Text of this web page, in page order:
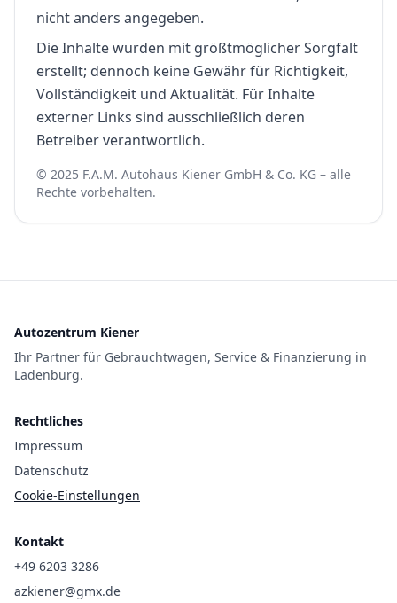
nicht anders angegeben.
Die Inhalte wurden mit größtmöglicher Sorgfalt
erstellt; dennoch keine Gewähr für Richtigkeit,
Vollständigkeit und Aktualität. Für Inhalte
externer Links sind ausschließlich deren
Betreiber verantwortlich.
© 2025 F.A.M. Autohaus Kiener GmbH & Co. KG – alle
Rechte vorbehalten.
Autozentrum Kiener
Ihr Partner für Gebrauchtwagen, Service & Finanzierung in
Ladenburg.
Rechtliches
Impressum
Datenschutz
Cookie-Einstellungen
Kontakt
+49 6203 3286
azkiener@gmx.de